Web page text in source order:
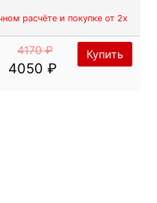
расчёте и покупке от 2х
4170 ₽
4050 ₽
Купить